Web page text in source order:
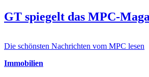
GT spiegelt das MPC-
Die schönsten Nachrichten vom MPC lesen
Immobilien